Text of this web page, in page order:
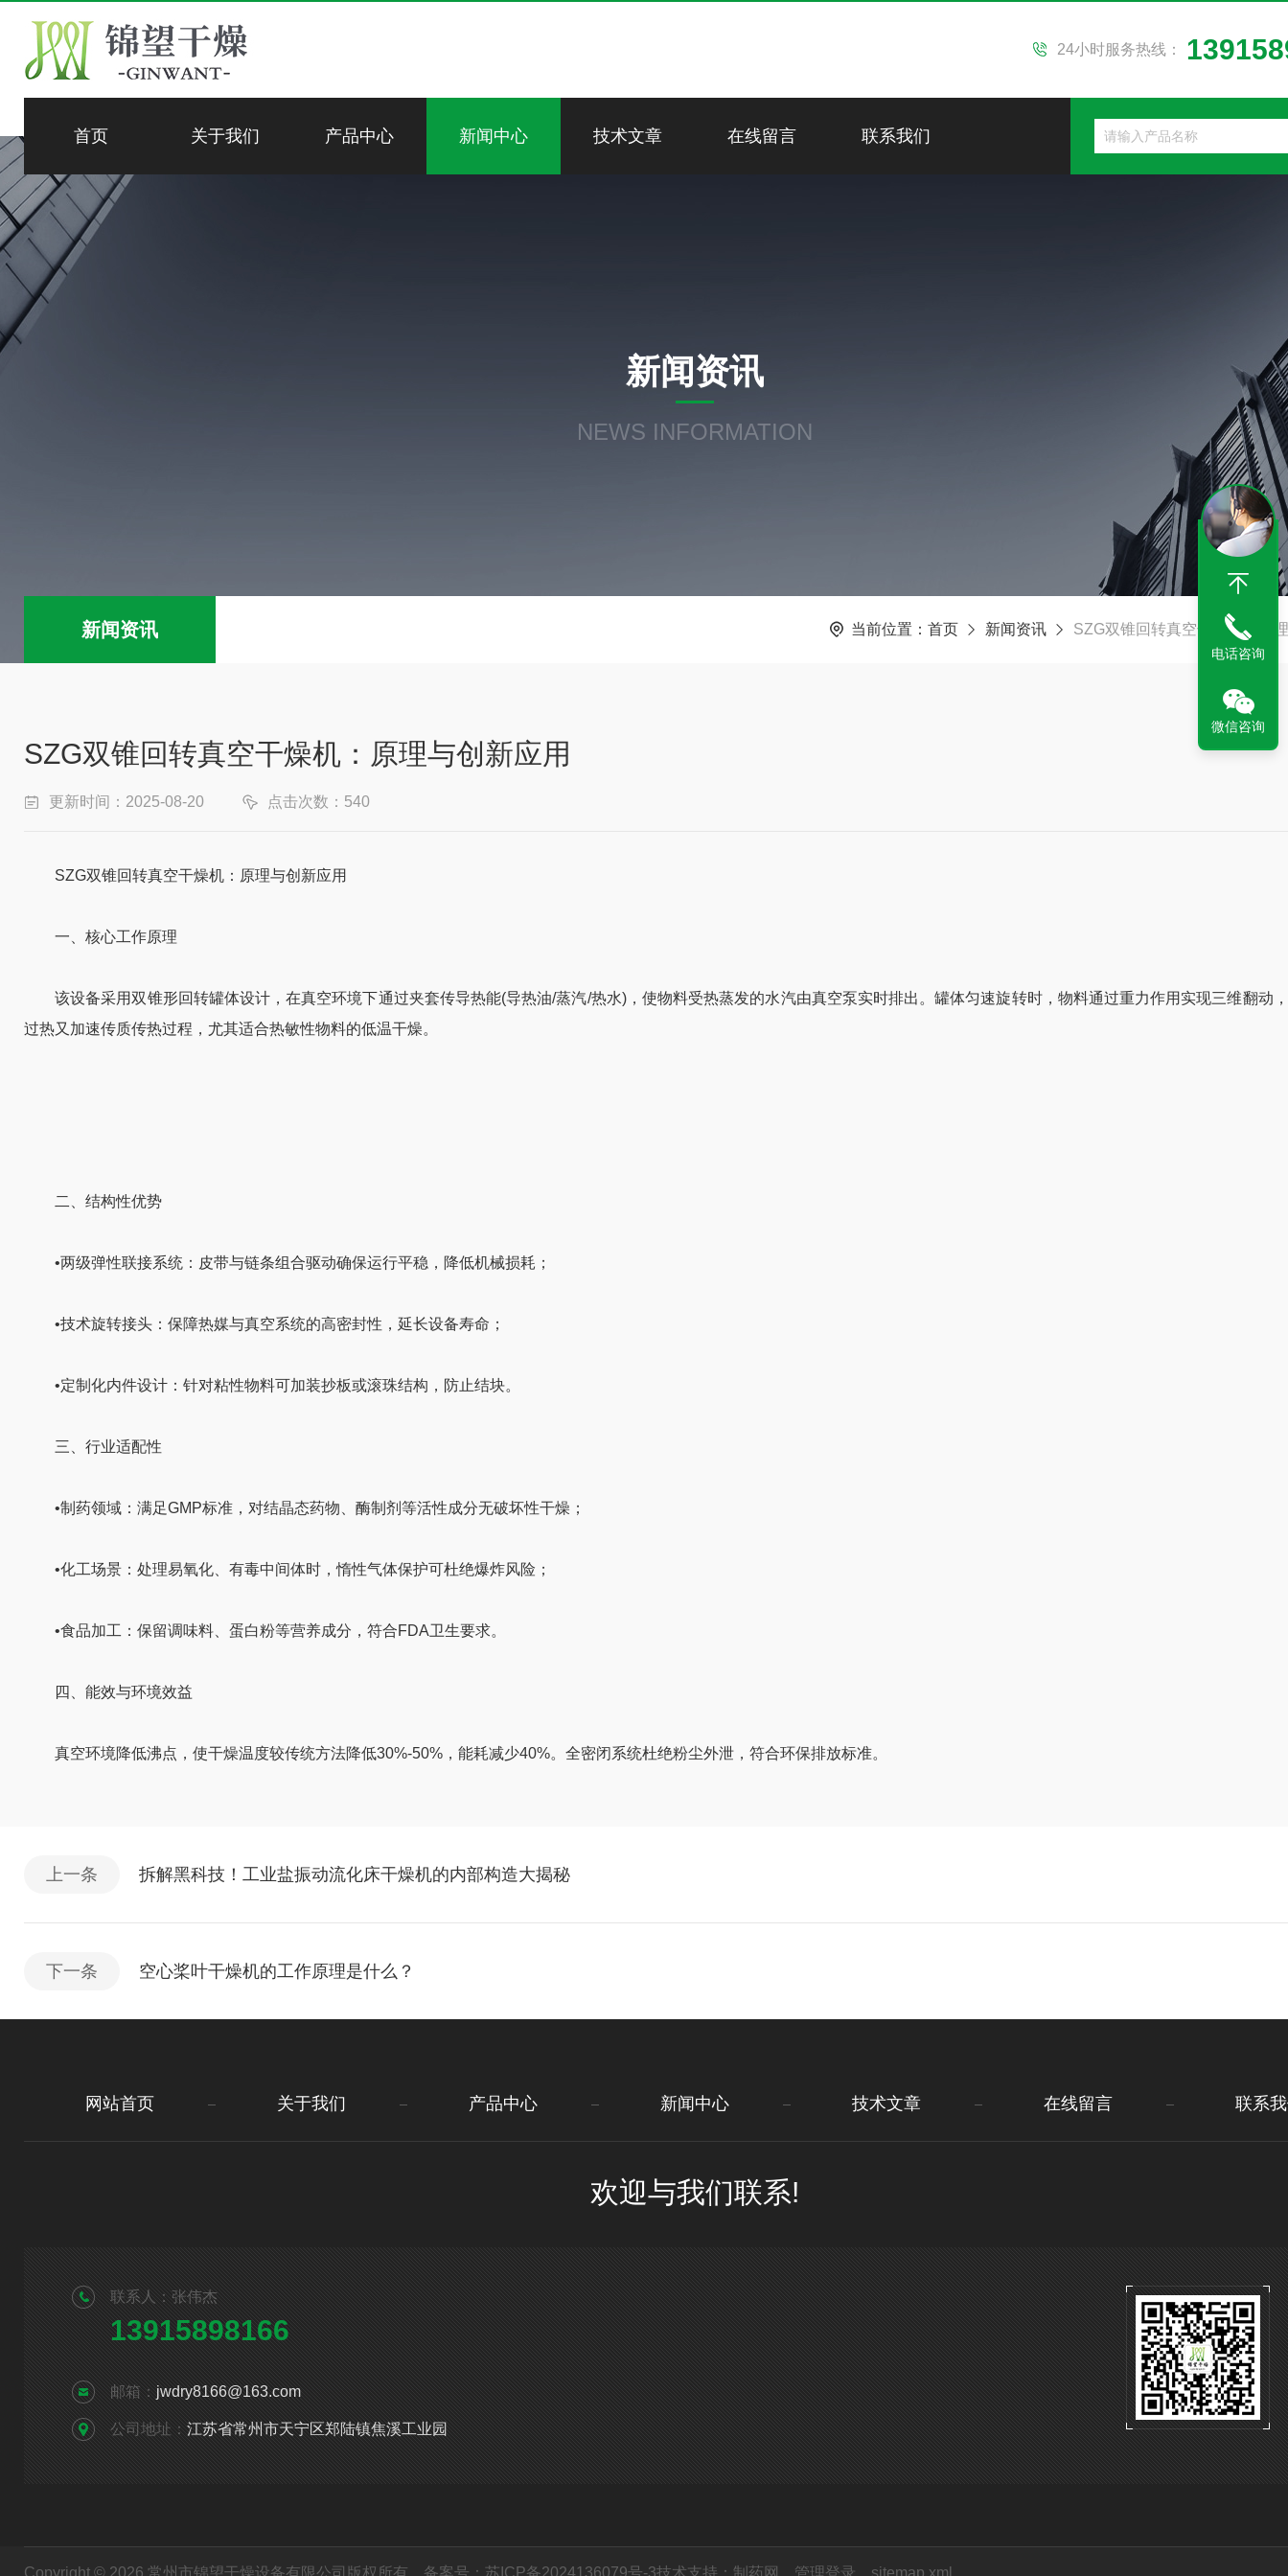
24小时服务热线：
首页 关于我们 产品中心 新闻中心 技术文章 在线留言 联系我们
新闻资讯
NEWS INFORMATION
新闻资讯 当前位置： 首页 新闻资讯 SZG双锥回转真空干燥机：原
SZG双锥回转真空干燥机：原理与创新应用
更新时间：2025-08-20 点击次数：540
SZG双锥回转真空干燥机：原理与创新应用
一、核心工作原理
该设备采用双锥形回转罐体设计，在真空环境下通过夹套传导热能(导热油/蒸汽/热水)，使物料受热蒸发的水汽由真空泵实时排出。罐体匀速旋转时，物料通过重力作用实现三维翻动
过热又加速传质传热过程，尤其适合热敏性物料的低温干燥。
二、结构性优势
•两级弹性联接系统：皮带与链条组合驱动确保运行平稳，降低机械损耗；
•技术旋转接头：保障热媒与真空系统的高密封性，延长设备寿命；
•定制化内件设计：针对粘性物料可加装抄板或滚珠结构，防止结块。
三、行业适配性
•制药领域：满足GMP标准，对结晶态药物、酶制剂等活性成分无破坏性干燥；
•化工场景：处理易氧化、有毒中间体时，惰性气体保护可杜绝爆炸风险；
•食品加工：保留调味料、蛋白粉等营养成分，符合FDA卫生要求。
四、能效与环境效益
真空环境降低沸点，使干燥温度较传统方法降低30%-50%，能耗减少40%。全密闭系统杜绝粉尘外泄，符合环保排放标准。
上一条 拆解黑科技！工业盐振动流化床干燥机的内部构造大揭秘
下一条 空心桨叶干燥机的工作原理是什么？
网站首页 关于我们 产品中心 新闻中心 技术文章 在线留言 联系
欢迎与我们联系!
联系人：张伟杰
13915898166
邮箱： jwdry8166@163.com
公司地址： 江苏省常州市天宁区郑陆镇焦溪工业园
Copyright © 2026 常州市锦望干燥设备有限公司版权所有 备案号：苏ICP备2024136079号-3技术支持： 制药网 管理登录 sitemap.xml
电话咨询
微信咨询